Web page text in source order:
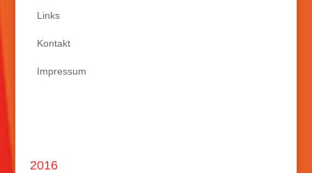
Links
Kontakt
Impressum
2016